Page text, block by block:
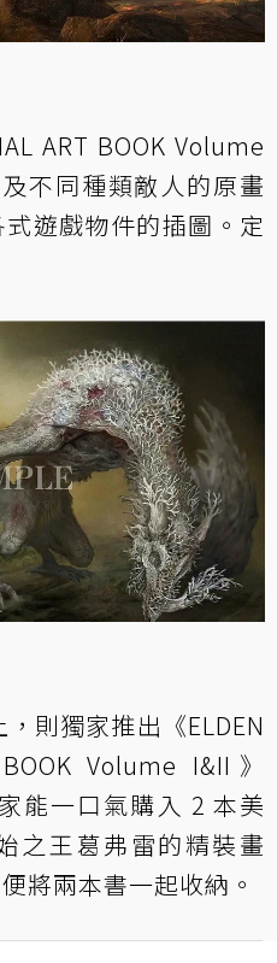
ART BOOK Volume
不同種類敵人的原畫
遊戲物件的插圖。定
則獨家推出《ELDEN
Volume I&II》
能一口氣購入 2 本美
之王葛弗雷的精裝畫
將兩本書一起收納。